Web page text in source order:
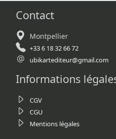
Contact
Montpellier
+33 6 18 32 66 72
ubikartediteur@gmail.com
Informations
CGV
CGU
Mentions légales